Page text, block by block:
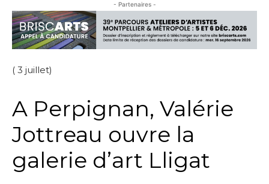
- Partenaires -
( 3 juillet)
A Perpignan, Valérie
Jottreau ouvre la
galerie d’art Lligat